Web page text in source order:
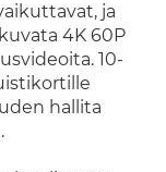
ja
4K 60P
10-
hallita